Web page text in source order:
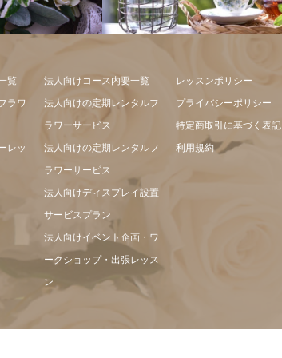
ジメント
アレンジメント
覧
ラワ
レッ
法人向けコース内要一覧
法人向けの定期レンタルフ
ラワーサービス
法人向けの定期レンタルフ
ラワーサービス
法人向けディスプレイ設置
サービスプラン
法人向けイベント企画・ワ
ークショップ・出張レッス
ン
レッスンポリシー
プライバシーポリシー
特定商取引に基づく表記
利用規約